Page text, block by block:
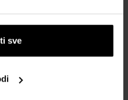
sve